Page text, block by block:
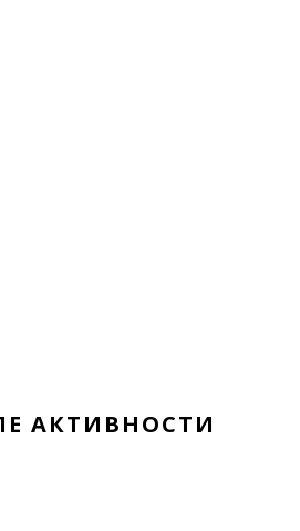
АКТИВНОСТИ